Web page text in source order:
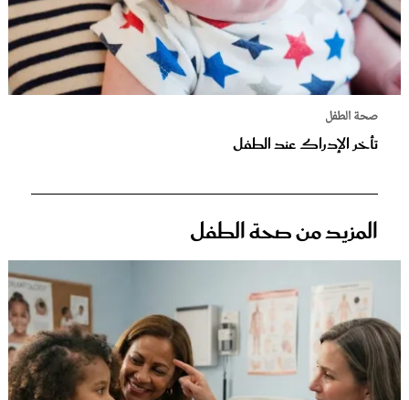
صحة الطفل
تأخر الإدراك عند الطفل
المزيد من صحة الطفل